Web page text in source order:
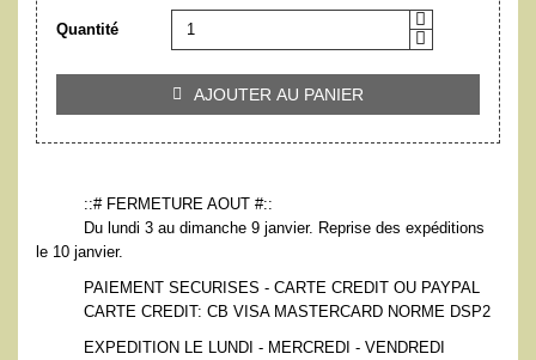
Quantité
 AJOUTER AU PANIER
::# FERMETURE AOUT #::
Du lundi 3 au dimanche 9 janvier. Reprise des expéditions
le 10 janvier.
PAIEMENT SECURISES - CARTE CREDIT OU PAYPAL
CARTE CREDIT: CB VISA MASTERCARD NORME DSP2
EXPEDITION LE LUNDI - MERCREDI - VENDREDI